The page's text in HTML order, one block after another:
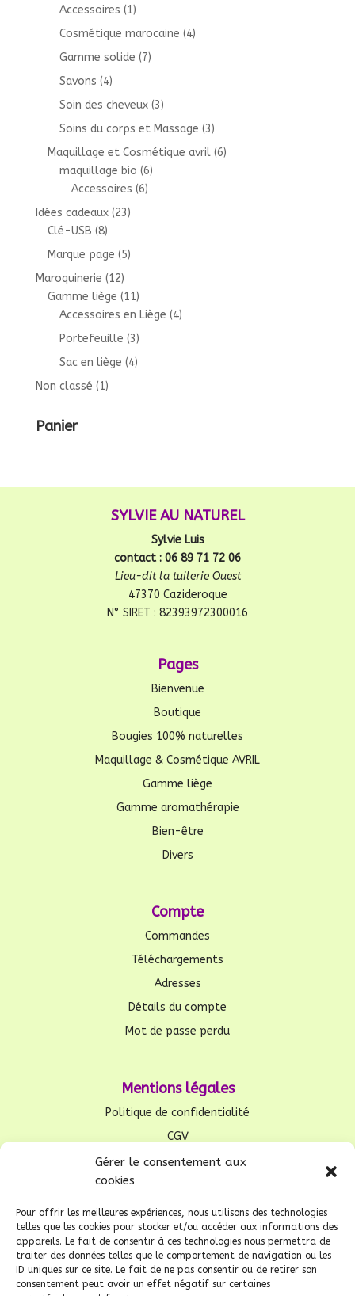
Gérer le consentement aux
cookies
Pour offrir les meilleures expériences, nous utilisons des technologies
telles que les cookies pour stocker et/ou accéder aux informations des
appareils. Le fait de consentir à ces technologies nous permettra de
traiter des données telles que le comportement de navigation ou les
ID uniques sur ce site. Le fait de ne pas consentir ou de retirer son
consentement peut avoir un effet négatif sur certaines
Accessoires (1)
Cosmétique marocaine (4)
Gamme solide (7)
Savons (4)
Soin des cheveux (3)
Soins du corps et Massage (3)
Maquillage et Cosmétique avril (6)
maquillage bio (6)
Accessoires (6)
Idées cadeaux (23)
Clé-USB (8)
Marque page (5)
Maroquinerie (12)
Gamme liège (11)
Accessoires en Liège (4)
Portefeuille (3)
Sac en liège (4)
Non classé (1)
Panier
SYLVIE AU NATUREL
Sylvie Luis
contact : 06 89 71 72 06
Lieu-dit la tuilerie Ouest
47370 Cazideroque
N° SIRET : 82393972300016
Pages
Bienvenue
Boutique
Bougies 100% naturelles
Maquillage & Cosmétique AVRIL
Gamme liège
Gamme aromathérapie
Bien-être
Divers
Compte
Commandes
Téléchargements
Adresses
Détails du compte
Mot de passe perdu
Mentions légales
Politique de confidentialité
CGV
Mentions légales
Politique de cookies (UE)
Connexion privée
Connexion